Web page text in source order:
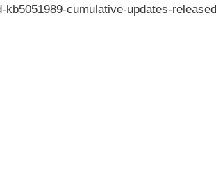
cumulative-updates-released